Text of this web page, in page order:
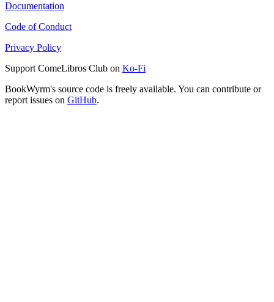
Documentation
Code of Conduct
Privacy Policy
Support ComeLibros Club on Ko-Fi
BookWyrm's source code is freely available. You can contribute or
report issues on GitHub.